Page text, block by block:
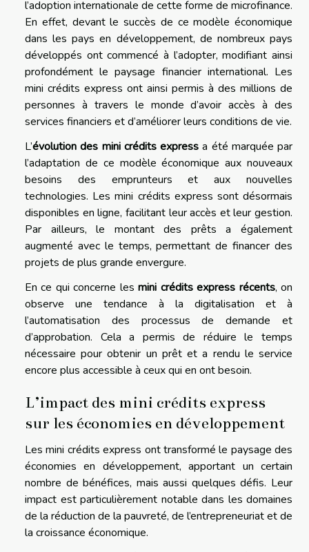
l’adoption internationale de cette forme de microfinance.
En effet, devant le succès de ce modèle économique
dans les pays en développement, de nombreux pays
développés ont commencé à l’adopter, modifiant ainsi
profondément le paysage financier international. Les
mini crédits express ont ainsi permis à des millions de
personnes à travers le monde d’avoir accès à des
services financiers et d’améliorer leurs conditions de vie.
L’évolution des mini crédits express a été marquée par
l’adaptation de ce modèle économique aux nouveaux
besoins des emprunteurs et aux nouvelles
technologies. Les mini crédits express sont désormais
disponibles en ligne, facilitant leur accès et leur gestion.
Par ailleurs, le montant des prêts a également
augmenté avec le temps, permettant de financer des
projets de plus grande envergure.
En ce qui concerne lesmini crédits express récents, on
observe une tendance à la digitalisation et à
l’automatisation des processus de demande et
d’approbation. Cela a permis de réduire le temps
nécessaire pour obtenir un prêt et a rendu le service
encore plus accessible à ceux qui en ont besoin.
L’impact des mini crédits express
sur les économies en développement
Les mini crédits express ont transformé le paysage des
économies en développement, apportant un certain
nombre de bénéfices, mais aussi quelques défis. Leur
impact est particulièrement notable dans les domaines
de la réduction de la pauvreté, de l’entrepreneuriat et de
la croissance économique.